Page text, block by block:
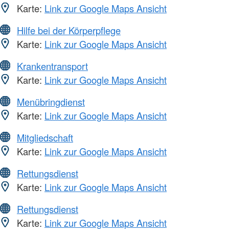
Karte: Link zur Google Maps Ansicht
Hilfe bei der Körperpflege
Karte: Link zur Google Maps Ansicht
Krankentransport
Karte: Link zur Google Maps Ansicht
Menübringdienst
Karte: Link zur Google Maps Ansicht
Mitgliedschaft
Karte: Link zur Google Maps Ansicht
Rettungsdienst
Karte: Link zur Google Maps Ansicht
Rettungsdienst
Karte: Link zur Google Maps Ansicht